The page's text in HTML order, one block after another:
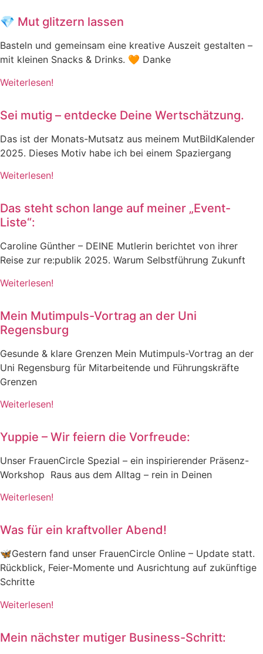
💎 Mut glitzern lassen
Basteln und gemeinsam eine kreative Auszeit gestalten –
mit kleinen Snacks & Drinks. 🧡 Danke
Weiterlesen!
Sei mutig – entdecke Deine Wertschätzung.
Das ist der Monats-Mutsatz aus meinem MutBildKalender
2025. Dieses Motiv habe ich bei einem Spaziergang
Weiterlesen!
Das steht schon lange auf meiner „Event-
Liste“:
Caroline Günther – DEINE Mutlerin berichtet von ihrer
Reise zur re:publik 2025. Warum Selbstführung Zukunft
Weiterlesen!
Mein Mutimpuls-Vortrag an der Uni
Regensburg
Gesunde & klare Grenzen Mein Mutimpuls-Vortrag an der
Uni Regensburg für Mitarbeitende und Führungskräfte
Grenzen
Weiterlesen!
Yuppie – Wir feiern die Vorfreude:
Unser FrauenCircle Spezial – ein inspirierender Präsenz-
Workshop Raus aus dem Alltag – rein in Deinen
Weiterlesen!
Was für ein kraftvoller Abend!
🦋Gestern fand unser FrauenCircle Online – Update statt.
Rückblick, Feier-Momente und Ausrichtung auf zukünftige
Schritte
Weiterlesen!
Mein nächster mutiger Business-Schritt: